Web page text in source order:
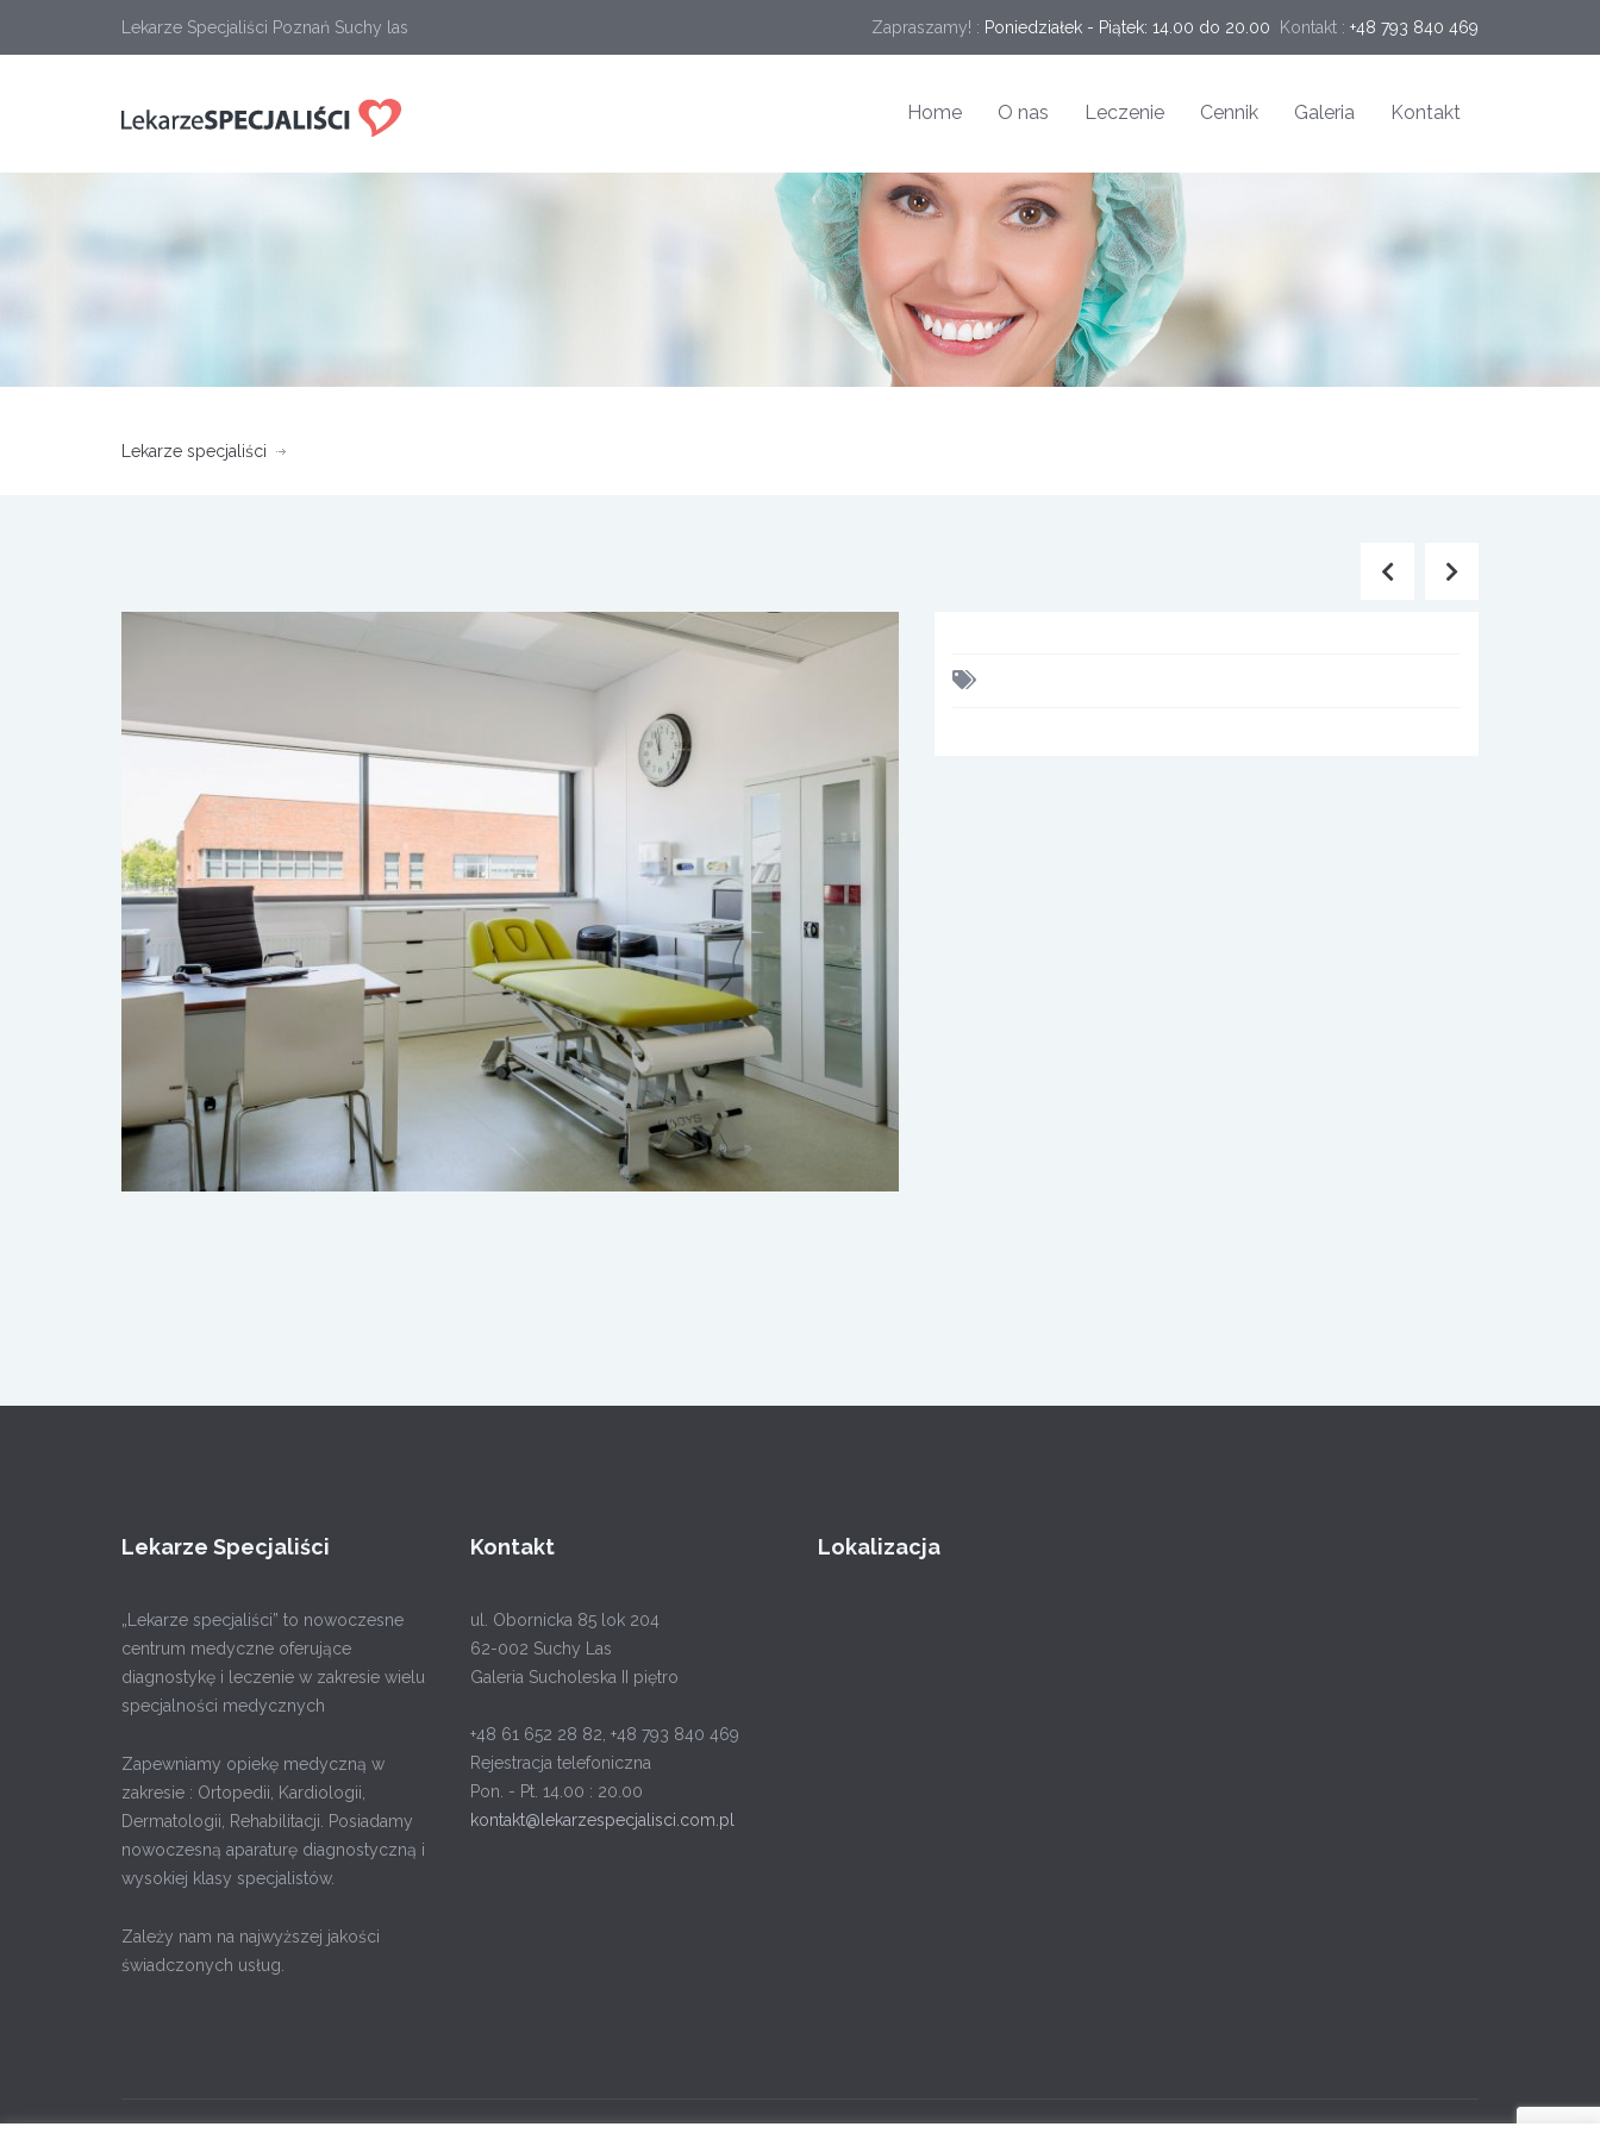
Lekarze Specjaliści Poznań Suchy las Zapraszamy! : Poniedziałek - Piątek: 14.00 do 20.00 Kontakt : +48 793 840 469
Home O nas Leczenie Cennik Galeria Kontakt
Lekarze specjaliści
Lekarze Specjaliści
„Lekarze specjaliści” to nowoczesne
centrum medyczne oferujące
diagnostykę i leczenie w zakresie wielu
specjalności medycznych
Zapewniamy opiekę medyczną w
zakresie : Ortopedii, Kardiologii,
Dermatologii, Rehabilitacji. Posiadamy
nowoczesną aparaturę diagnostyczną i
wysokiej klasy specjalistów.
Zależy nam na najwyższej jakości
świadczonych usług.
Kontakt
ul. Obornicka 85 lok 204
62-002 Suchy Las
Galeria Sucholeska II piętro
+48 61 652 28 82, +48 793 840 469
Rejestracja telefoniczna
Pon. - Pt. 14.00 : 20.00
kontakt@lekarzespecjalisci.com.pl
Lokalizacja